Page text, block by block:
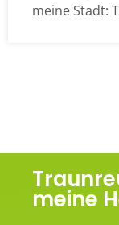
meine Stadt:
meine